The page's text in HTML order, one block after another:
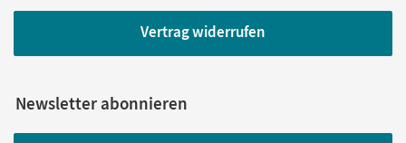
Vertrag widerrufen
Newsletter abonnieren